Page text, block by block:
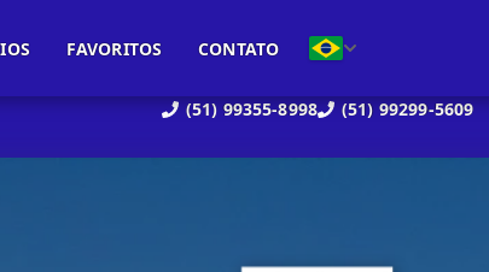
(51) 99355-8998 (51) 99299-5609
FAVORITOS CONTATO